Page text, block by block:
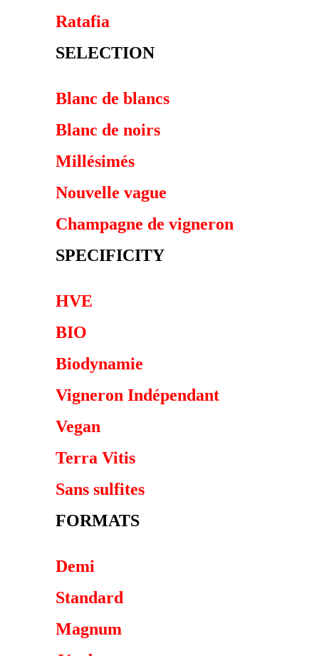
Ratafia
SELECTION
Blanc de blancs
Blanc de noirs
Millésimés
Nouvelle vague
Champagne de vigneron
SPECIFICITY
HVE
BIO
Biodynamie
Vigneron Indépendant
Vegan
Terra Vitis
Sans sulfites
FORMATS
Demi
Standard
Magnum